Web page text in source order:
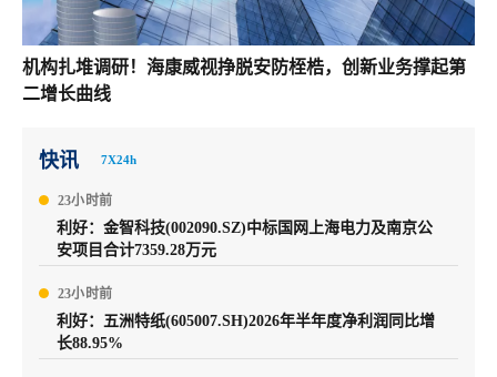
机构扎堆调研！海康威视挣脱安防桎梏，创新业务撑起第
二增长曲线
快讯 7X24h
23小时前
利好：金智科技(002090.SZ)中标国网上海电力及南京公
安项目合计7359.28万元
23小时前
利好：五洲特纸(605007.SH)2026年半年度净利润同比增
长88.95%